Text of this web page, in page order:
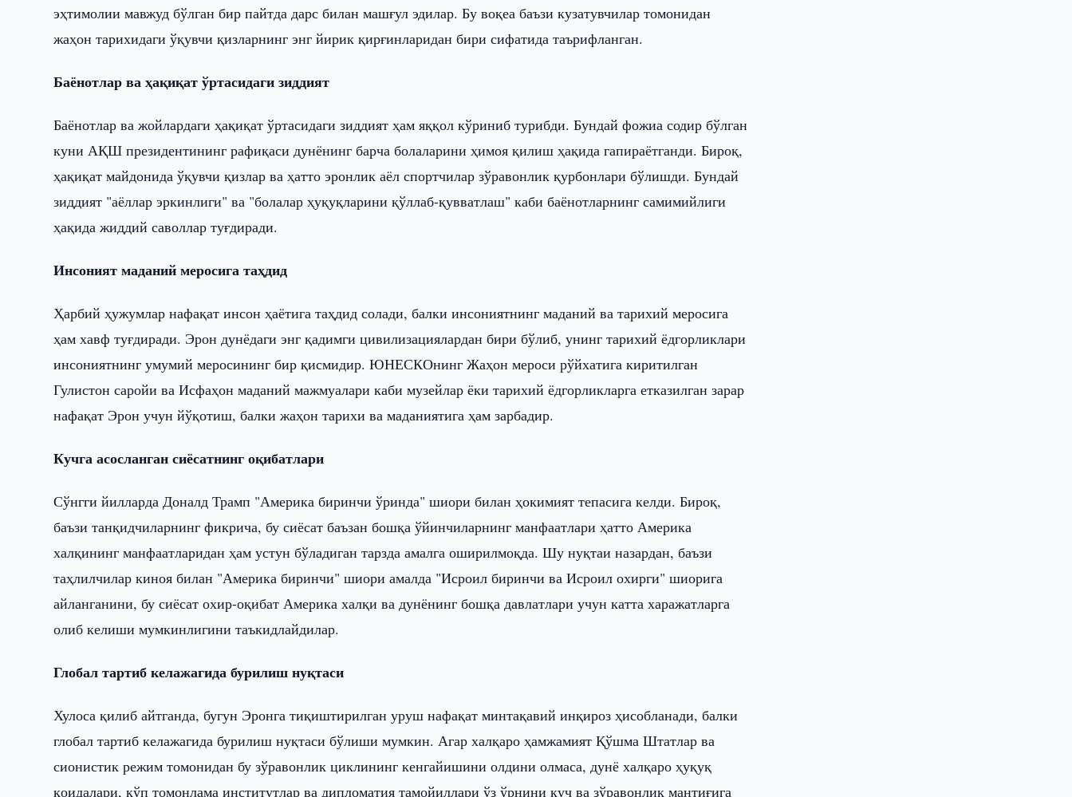
эҳтимолии мавжуд бўлган бир пайтда дарс билан машғул эдилар. Бу воқеа баъзи кузатувчилар томонидан
жаҳон тарихидаги ўқувчи қизларнинг энг йирик қирғинларидан бири сифатида таърифланган.
Баёнотлар ва ҳақиқат ўртасидаги зиддият
Баёнотлар ва жойлардаги ҳақиқат ўртасидаги зиддият ҳам яққол кўриниб турибди. Бундай фожиа содир бўлган
куни АҚШ президентининг рафиқаси дунёнинг барча болаларини ҳимоя қилиш ҳақида гапираётганди. Бироқ,
ҳақиқат майдонида ўқувчи қизлар ва ҳатто эронлик аёл спортчилар зўравонлик қурбонлари бўлишди. Бундай
зиддият "аёллар эркинлиги" ва "болалар ҳуқуқларини қўллаб-қувватлаш" каби баёнотларнинг самимийлиги
ҳақида жиддий саволлар туғдиради.
Инсоният маданий меросига таҳдид
Ҳарбий ҳужумлар нафақат инсон ҳаётига таҳдид солади, балки инсониятнинг маданий ва тарихий меросига
ҳам хавф туғдиради. Эрон дунёдаги энг қадимги цивилизациялардан бири бўлиб, унинг тарихий ёдгорликлари
инсониятнинг умумий меросининг бир қисмидир. ЮНЕСКОнинг Жаҳон мероси рўйхатига киритилган
Гулистон саройи ва Исфаҳон маданий мажмуалари каби музейлар ёки тарихий ёдгорликларга етказилган зарар
нафақат Эрон учун йўқотиш, балки жаҳон тарихи ва маданиятига ҳам зарбадир.
Кучга асосланган сиёсатнинг оқибатлари
Сўнгги йилларда Доналд Трамп "Америка биринчи ўринда" шиори билан ҳокимият тепасига келди. Бироқ,
баъзи танқидчиларнинг фикрича, бу сиёсат баъзан бошқа ўйинчиларнинг манфаатлари ҳатто Америка
халқининг манфаатларидан ҳам устун бўладиган тарзда амалга оширилмоқда. Шу нуқтаи назардан, баъзи
таҳлилчилар киноя билан "Америка биринчи" шиори амалда "Исроил биринчи ва Исроил охирги" шиорига
айланганини, бу сиёсат охир-оқибат Америка халқи ва дунёнинг бошқа давлатлари учун катта харажатларга
олиб келиши мумкинлигини таъкидлайдилар.
Глобал тартиб келажагида бурилиш нуқтаси
Хулоса қилиб айтганда, бугун Эронга тиқиштирилган уруш нафақат минтақавий инқироз ҳисобланади, балки
глобал тартиб келажагида бурилиш нуқтаси бўлиши мумкин. Агар халқаро ҳамжамият Қўшма Штатлар ва
сионистик режим томонидан бу зўравонлик циклининг кенгайишини олдини олмаса, дунё халқаро ҳуқуқ
қоидалари, кўп томонлама институтлар ва дипломатия тамойиллари ўз ўрнини куч ва зўравонлик мантиғига